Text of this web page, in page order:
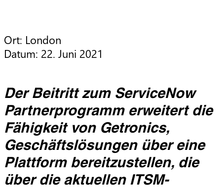
Ort: London
Datum: 22. Juni 2021
Der Beitritt zum ServiceNow
Partnerprogramm erweitert die
Fähigkeit von Getronics,
Geschäftslösungen über eine
Plattform bereitzustellen, die
über die aktuellen ITSM-